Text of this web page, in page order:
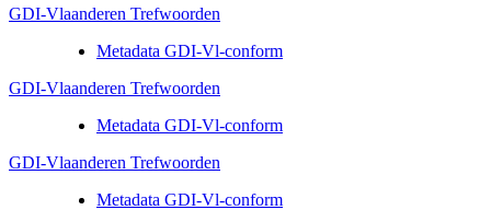
GDI-Vlaanderen Trefwoorden
Metadata GDI-Vl-conform
GDI-Vlaanderen Trefwoorden
Metadata GDI-Vl-conform
GDI-Vlaanderen Trefwoorden
Metadata GDI-Vl-conform